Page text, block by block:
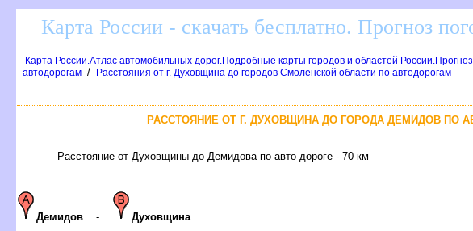
Карта России - скачать бесплатно. Прогноз
Карта России.Атлас автомобильных дорог.Подробные карты городов и областей
автодорогам / Расстояния от г. Духовщина до городов Смоленской области по автодорогам
РАССТОЯНИЕ ОТ Г. ДУХОВЩИНА ДО ГОРОДА ДЕМИДОВ ПО
Расстояние от Духовщины до Демидова по авто дороге - 70 км
Демидов - Духовщина